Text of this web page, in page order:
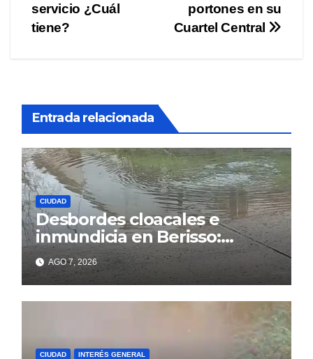
portones en su
Cuartel Central
servicio ¿Cuál
tiene?
Entrada relacionada
CIUDAD
Desbordes cloacales e
inmundicia en Berisso:
colapso de la red en la calle
14AGO 7, 2026
CIUDAD INTERÉS GENERAL